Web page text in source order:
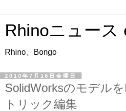
Rhinoニュース
Rhino、Bongo
2010年7月16日金曜日
SolidWorksのモデル
トリック編集